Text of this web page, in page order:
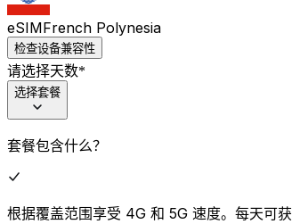
eSIMFrench Polynesia
检查设备兼容性
请选择天数*
选择套餐
套餐包含什么？
根据覆盖范围享受 4G 和 5G 速度。每天可